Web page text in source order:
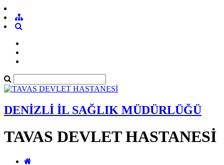
DENİZLİ İL SAĞLIK MÜDÜRLÜĞÜ
TAVAS DEVLET HASTANESİ